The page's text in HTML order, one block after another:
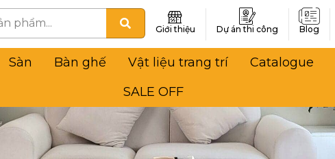
Giới thiệu Dự án thi công Blog
Sàn Bàn ghế Vật liệu trang trí Catalogue
SALE OFF